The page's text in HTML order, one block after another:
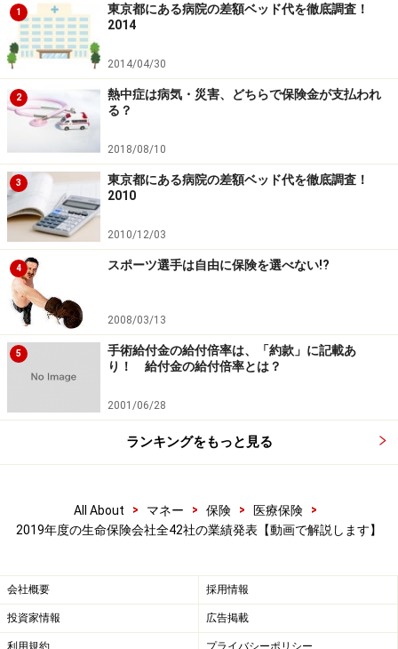
次に個人年金保険の新契約件数と保有契約件数を、新契
約件数の多い順に表にしてみました。
個人年金保険の新契約件数と保有契約件数
個人年金保険は新契約のない保険会社が多く、新契約が
あっても前年度より増やしているのは7社しかありませ
ん。最も新契約件数が多かったのは前年度と変わらず日
本生命で、27万7千件となっています。2番目はソニー生
命（12万6千件）で前年度の6番目から大きく上がってい
ます。
全社合計の新契約件数は92万件で前年度から6万件も減
らしています。超低金利が続いていることで、特に円建
ても昔に比べて商品的な魅力がなくなってきているので
です。個人年金保険の新契約は一部の保険会社に集約さ
れてきており、上位6社の件数が全体の87%を占めていま
保有契約件数でも日本生命が408万8千件で最も多く、2
番目が住友生命（320万4千件）、3番目が明治安田生命
1
東京都にある病院の差額ベッド代を徹底調査！
2014
2014/04/30
2
熱中症は病気・災害、どちらで保険金が支払われ
る？
2018/08/10
3
東京都にある病院の差額ベッド代を徹底調査！
2010
2010/12/03
4 スポーツ選手は自由に保険を選べない!?
2008/03/13
5
手術給付金の給付倍率は、「約款」に記載あ
り！ 給付金の給付倍率とは？
2001/06/28
ランキングをもっと見る
All About > マネー > 保険 > 医療保険
>
2019年度の生命保険会社全42社の業績発表【動画で解説します】
会社概要 採用情報
投資家情報 広告掲載